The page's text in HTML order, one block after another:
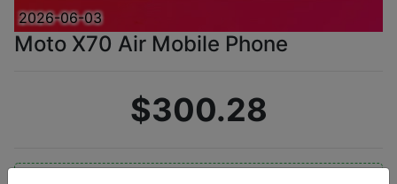
2026-06-03
Moto X70 Air Mobile Phone
$300.28